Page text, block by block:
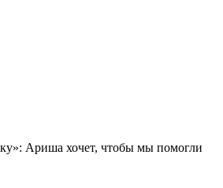
Ариша хочет, чтобы мы помогли